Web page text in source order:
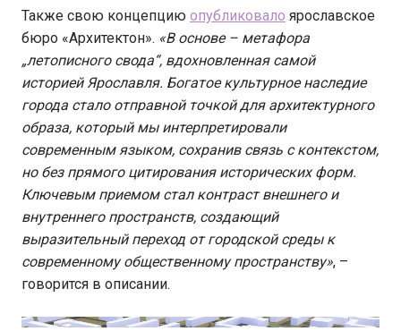
Также свою концепцию опубликовало ярославское
бюро «Архитектон». «В основе – метафора
„летописного свода“, вдохновленная самой
историей Ярославля. Богатое культурное наследие
города стало отправной точкой для архитектурного
образа, который мы интерпретировали
современным языком, сохранив связь с контекстом,
но без прямого цитирования исторических форм.
Ключевым приемом стал контраст внешнего и
внутреннего пространств, создающий
выразительный переход от городской среды к
современному общественному пространству», –
говорится в описании.